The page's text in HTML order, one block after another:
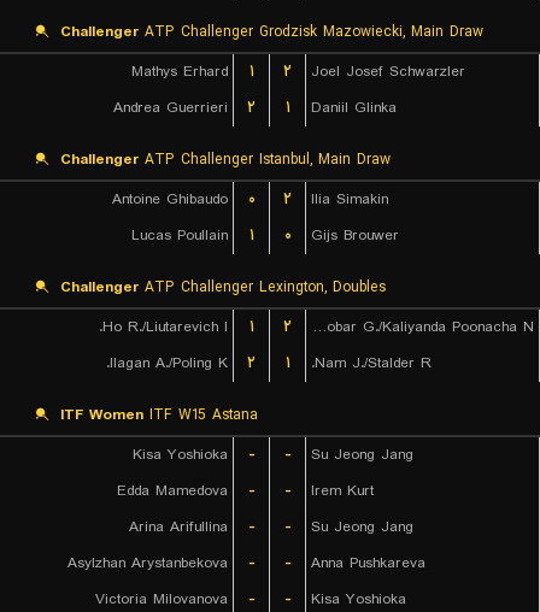
Challenger ATP Challenger Grodzisk Mazowiecki, Main Draw
Mathys Erhard
۱ ۲
Joel Josef Schwarzler
Andrea Guerrieri
۲ ۱ Daniil Glinka
Challenger ATP Challenger Istanbul, Main Draw
Antoine Ghibaudo
۰ ۲
Ilia Simakin
Lucas Poullain
۱ ۰ Gijs Brouwer
Challenger ATP Challenger Lexington, Doubles
Ho R./Liutarevich I.
۱ ۲
Escobar G./Kaliyanda Poonacha N.
Ilagan A./Poling K.
۲ ۱ Nam J./Stalder R.
ITF Women ITF W15 Astana
Kisa Yoshioka
- -
Su Jeong Jang
Edda Mamedova
- -
Irem Kurt
Arina Arifullina
- -
Su Jeong Jang
Asylzhan Arystanbekova
- -
Anna Pushkareva
Victoria Milovanova
- -
Kisa Yoshioka